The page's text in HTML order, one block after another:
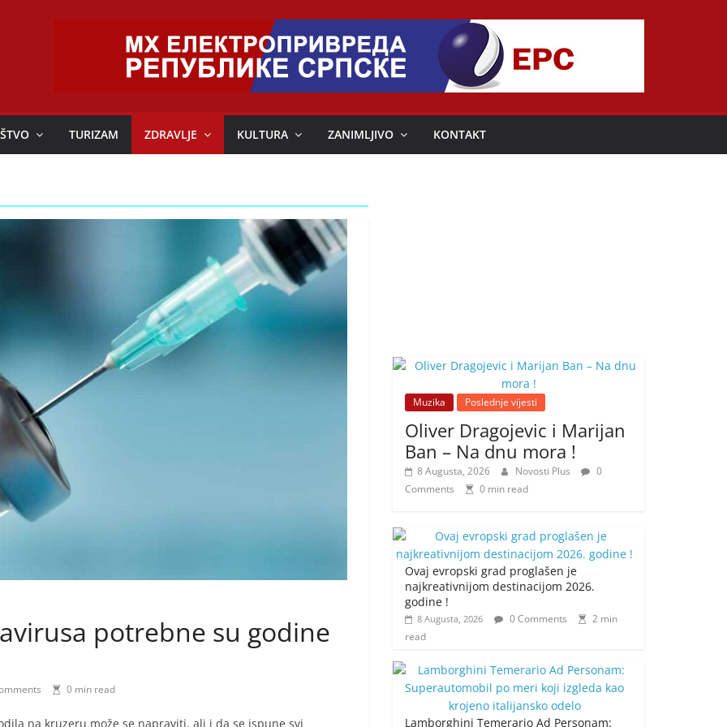
TURIZAM ZDRAVLJE KULTURA ZANIMLJIVO KONTAKT
potrebne su godine
0 min read
na kruzeru može se napraviti, ali i da se ispune svi
Muzika Poslednje vijesti
Oliver Dragojevic i Marijan
Ban – Na dnu mora !
8 Augusta, 2026 Novosti Plus
0
Comments
0 min read
Ovaj evropski grad proglašen je
najkreativnijom destinacijom 2026.
godine !
8 Augusta, 2026 0 Comments
2 min
read
Lamborghini Temerario Ad Personam: